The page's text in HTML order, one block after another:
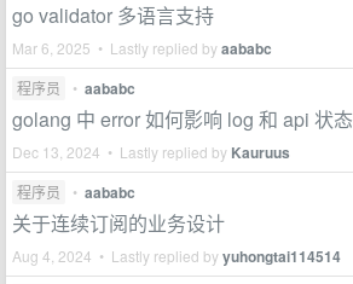
go validator 多语言支持
Mar 6, 2025 • Lastly replied byaababc
程序员 • aababc
golang 中 error 如何影响 log 和 api 状态
Dec 13, 2024 • Lastly replied by Kauruus
程序员 • aababc
关于连续订阅的业务设计
Aug 4, 2024 • Lastly replied byyuhongtai114514